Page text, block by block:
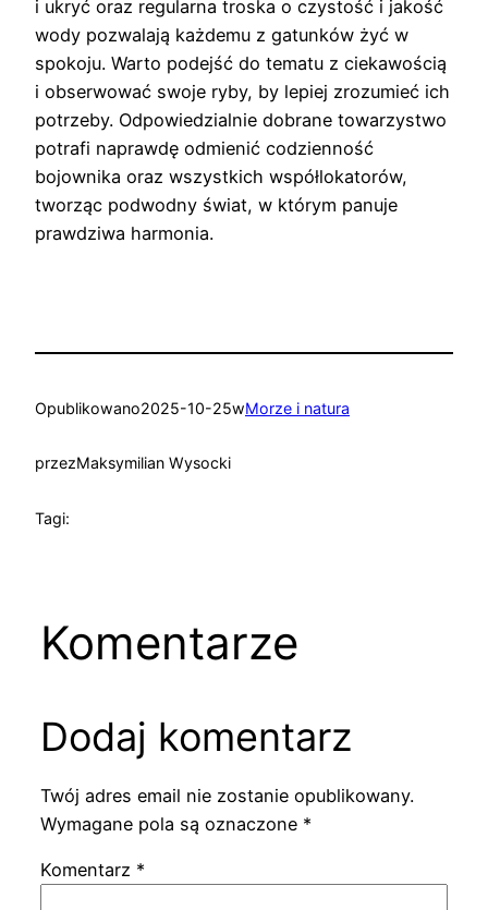
i ukryć oraz regularna troska o czystość i jakość
wody pozwalają każdemu z gatunków żyć w
spokoju. Warto podejść do tematu z ciekawością
i obserwować swoje ryby, by lepiej zrozumieć ich
potrzeby. Odpowiedzialnie dobrane towarzystwo
potrafi naprawdę odmienić codzienność
bojownika oraz wszystkich współlokatorów,
tworząc podwodny świat, w którym panuje
prawdziwa harmonia.
Opublikowano2025-10-25wMorze i natura
przezMaksymilian Wysocki
Tagi:
Komentarze
Dodaj komentarz
Twój adres email nie zostanie opublikowany.
Wymagane pola są oznaczone *
Komentarz *